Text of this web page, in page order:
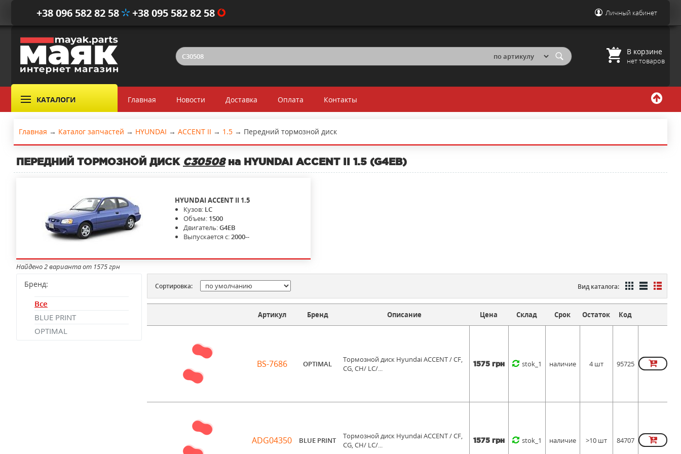
+38 096 582 82 58 +38 095 582 82 58 Личный кабинет
В корзине
нет товаров
КАТАЛОГИ Главная Новости Доставка Оплата Контакты
Главная → Каталог запчастей → HYUNDAI → ACCENT II → 1.5 → Передний тормозной диск
ПЕРЕДНИЙ ТОРМОЗНОЙ ДИСК C30508на HYUNDAI ACCENT II 1.5 (G4EB)
HYUNDAIACCENT II 1.5
Кузов: LC
Объем: 1500
Двигатель:G4EB
Выпускается с: 2000--
Найдено 2 варианта от 1575 грн
Бренд:
Все
BLUE PRINT
OPTIMAL
Сортировка: Вид каталога:
Артикул Бренд Описание Цена Склад Срок Остаток Код
BS-7686 OPTIMAL
Тормозной диск Hyundai ACCENT / CF,
CG, CH/ LC/...
1575 грн stok_1 наличие 4 шт 95725
ADG04350 BLUE PRINT
Тормозной диск Hyundai ACCENT / CF,
CG, CH/ LC/...
1575 грн stok_1 наличие >10 шт 84707